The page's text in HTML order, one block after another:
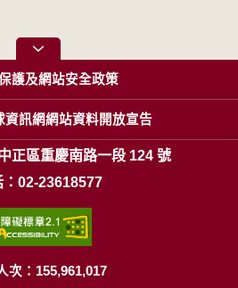
護及網站安全政策
資訊網網站資料開放宣告
正區重慶南路一段 124 號
：02-23618577
次：155,961,017